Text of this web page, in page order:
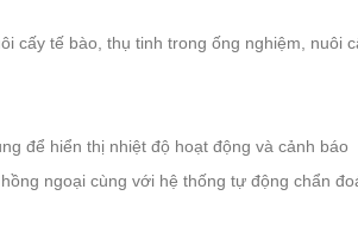
cấy tế bào, thụ tinh trong ống nghiệm, nuôi
để hiển thị nhiệt độ hoạt động và cảnh báo
ngoại cùng với hệ thống tự động chẩn